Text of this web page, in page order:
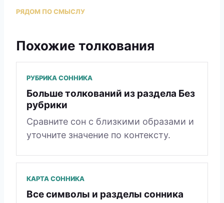
РЯДОМ ПО СМЫСЛУ
Похожие толкования
РУБРИКА СОННИКА
Больше толкований из раздела Без
рубрики
Сравните сон с близкими образами и
уточните значение по контексту.
КАРТА СОННИКА
Все символы и разделы сонника